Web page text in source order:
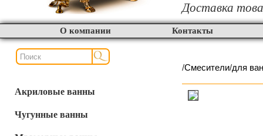
Доставка
О компании Контакты
Акриловые ванны
Чугунные ванны
/Смесители/для